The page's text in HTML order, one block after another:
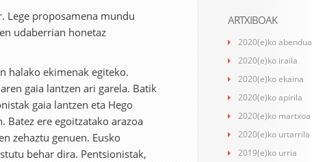
Lege proposamena mundu
udaberrian honetaz
halako ekimenak egiteko.
gaia lantzen ari garela. Batik
gaia lantzen eta Hego
Batez ere egoitzatako arazoa
zehaztu genuen. Eusko
behar dira. Pentsionistak,
ARTXIBOAK
2020(e)ko abendua
2020(e)ko iraila
2020(e)ko ekaina
2020(e)ko apirila
2020(e)ko martxoa
2020(e)ko urtarrila
2019(e)ko urria